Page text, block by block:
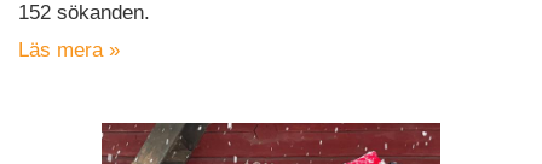
152 sökanden.
Läs mera »